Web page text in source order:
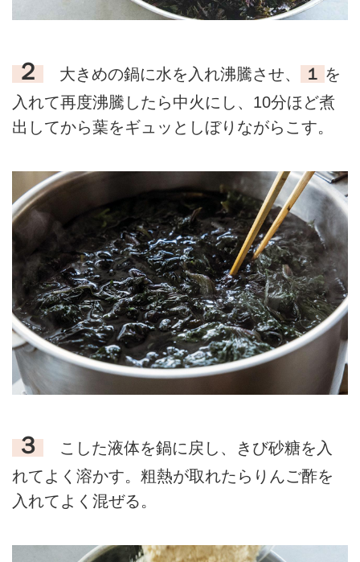
２ 大きめの鍋に水を入れ沸騰させ、 １ を
入れて再度沸騰したら中火にし、10分ほど煮
出してから葉をギュッとしぼりながらこす。
３
こした液体を鍋に戻し、きび砂糖を入
れてよく溶かす。粗熱が取れたらりんご酢を
入れてよく混ぜる。